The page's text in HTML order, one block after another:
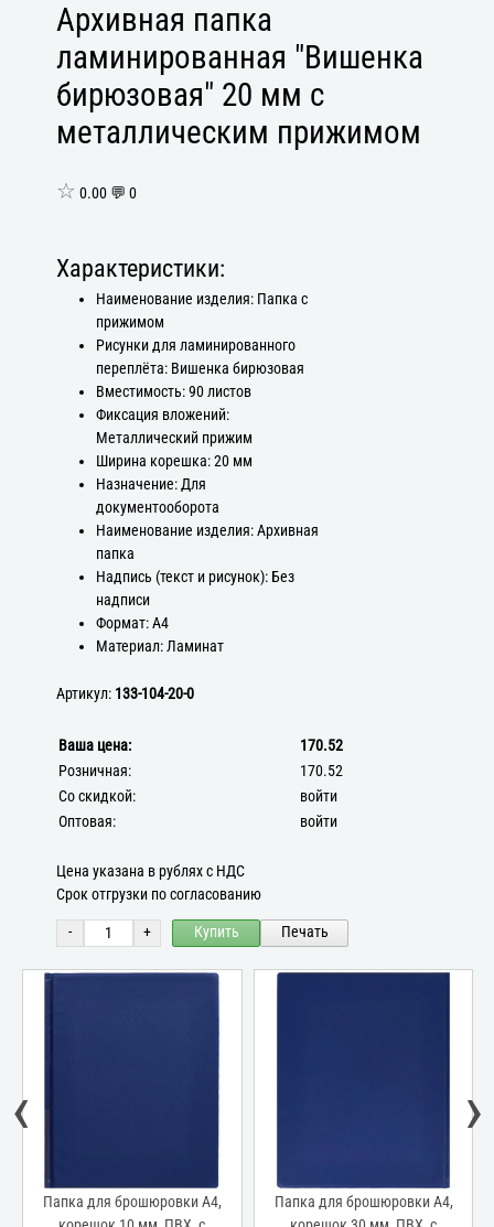
Архивная папка
ламинированная "Вишенка
бирюзовая" 20 мм с
металлическим прижимом
☆ 0.00 💬 0
Характеристики:
Наименование изделия: Папка с
прижимом
Рисунки для ламинированного
переплёта: Вишенка бирюзовая
Вместимость: 90 листов
Фиксация вложений:
Металлический прижим
Ширина корешка: 20 мм
Назначение: Для
документооборота
Наименование изделия: Архивная
папка
Надпись (текст и рисунок): Без
надписи
Формат: А4
Материал: Ламинат
Артикул: 133-104-20-0
Ваша цена:
170.52
Розничная:
170.52
Со скидкой:
войти
Оптовая:
войти
Цена указана в рублях с НДС
Срок отгрузки по согласованию
- + Купить Печать
Папка для брошюровки А4,
Папка для брошюровки А4,
‹ ›